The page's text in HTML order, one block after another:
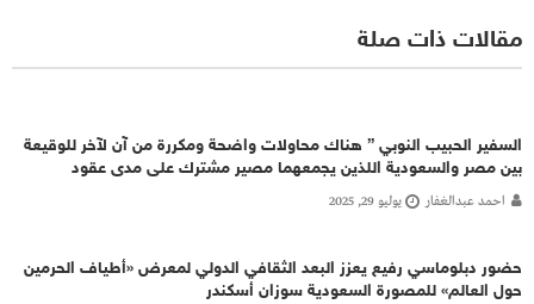
مقالات ذات صلة
السفير الحبيب النوبي ” هناك محاولات واضحة ومكررة من آن لآخر للوقيعة
بين مصر والسعودية اللذين يجمعهما مصير مشترك على مدى عقود
احمد عبدالغفار يوليو 29, 2025
حضور دبلوماسي رفيع يعزز البعد الثقافي الدولي لمعرض «أطياف الحرمين
حول العالم» للمصورة السعودية سوزان أسكندر